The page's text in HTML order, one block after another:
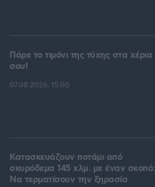
Πάρε το τιμόνι της τύχης στα χέρια
σου!
07.08.2026, 15:00
Κατασκευάζουν ποτάμι από
σκυρόδεμα 145 χλμ. με έναν σκοπό:
Να τερματίσουν την ξηρασία